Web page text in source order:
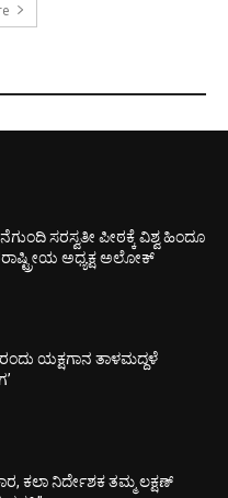
ಸರಸ್ವತೀ ಪೀಠಕ್ಕೆ ವಿಶ್ವ ಹಿಂದೂ
ಅಧ್ಯಕ್ಷ ಅಲೋಕ್
ಯಕ್ಷಗಾನ ತಾಳಮದ್ದಳೆ
ಕಲಾ ನಿರ್ದೇಶಕ ತಮ್ಮ ಲಕ್ಷಣ್